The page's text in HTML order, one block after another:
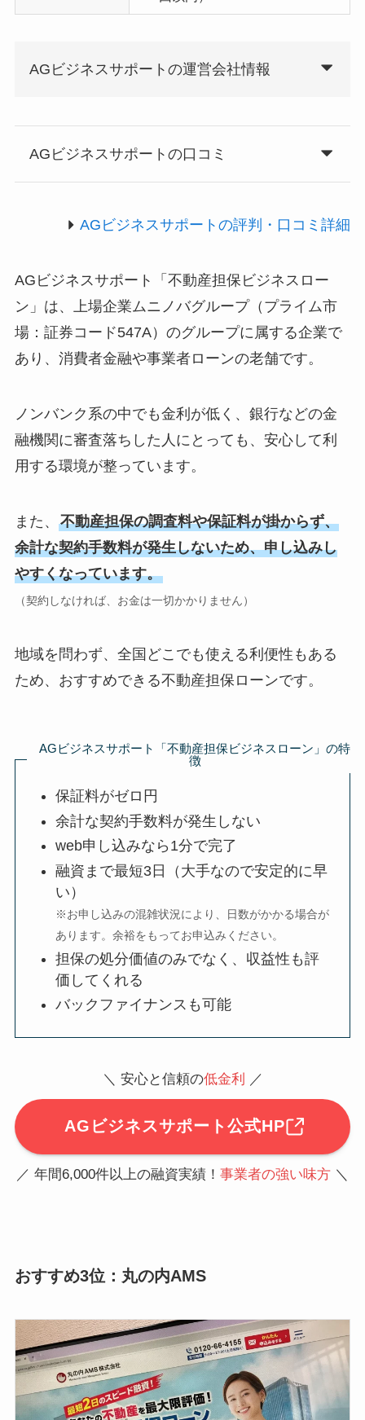
AGビジネスサポートの運営会社情報
AGビジネスサポートの口コミ
AGビジネスサポートの評判・口コミ詳細
AGビジネスサポート「不動産担保ビジネスロー
ン」は、上場企業ムニノバグループ（プライム市
場：証券コード547A）のグループに属する企業で
あり、消費者金融や事業者ローンの老舗です。
ノンバンク系の中でも金利が低く、銀行などの金
融機関に審査落ちした人にとっても、安心して利
用する環境が整っています。
また、 不動産担保の調査料や保証料が掛からず、
余計な契約手数料が発生しないため、申し込みし
やすくなっています。
（契約しなければ、お金は一切かかりません）
地域を問わず、全国どこでも使える利便性もある
ため、おすすめできる不動産担保ローンです。
AGビジネスサポート「不動産担保ビジネスローン」の特
徴
保証料がゼロ円
余計な契約手数料が発生しない
web申し込みなら1分で完了
融資まで最短3日（大手なので安定的に早
い）
※お申し込みの混雑状況により、日数がかかる場合が
あります。余裕をもってお申込みください。
担保の処分価値のみでなく、収益性も評
価してくれる
バックファイナンスも可能
＼ 安心と信頼の低金利 ／
AGビジネスサポート公式HP
／ 年間6,000件以上の融資実績！ 事業者の強い味方 ＼
おすすめ3位：丸の内AMS